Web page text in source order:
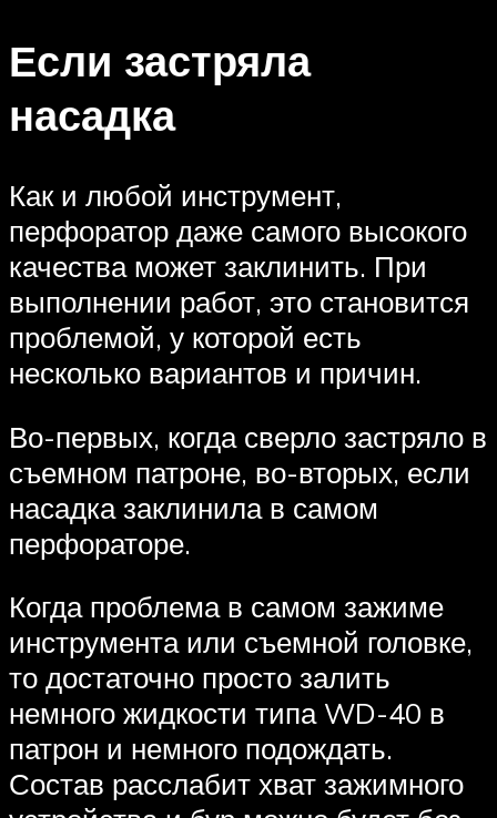
Если застряла
насадка
Как и любой инструмент,
перфоратор даже самого высокого
качества может заклинить. При
выполнении работ, это становится
проблемой, у которой есть
несколько вариантов и причин.
Во-первых, когда сверло застряло в
съемном патроне, во-вторых, если
насадка заклинила в самом
перфораторе.
Когда проблема в самом зажиме
инструмента или съемной головке,
то достаточно просто залить
немного жидкости типа WD-40 в
патрон и немного подождать.
Состав расслабит хват зажимного